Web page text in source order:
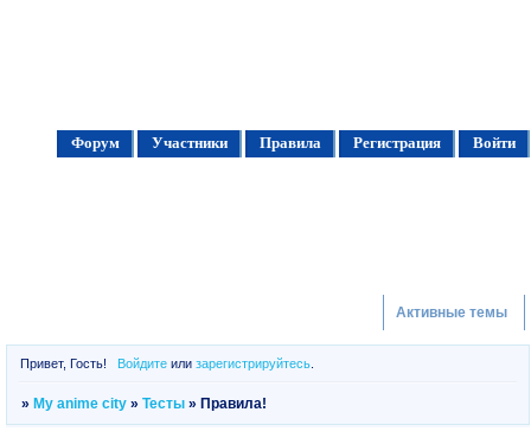
Форум Участники Правила Регистрация Войти
Активные темы
Привет, Гость! Войдитеили зарегистрируйтесь.
»My anime city »Тесты »Правила!